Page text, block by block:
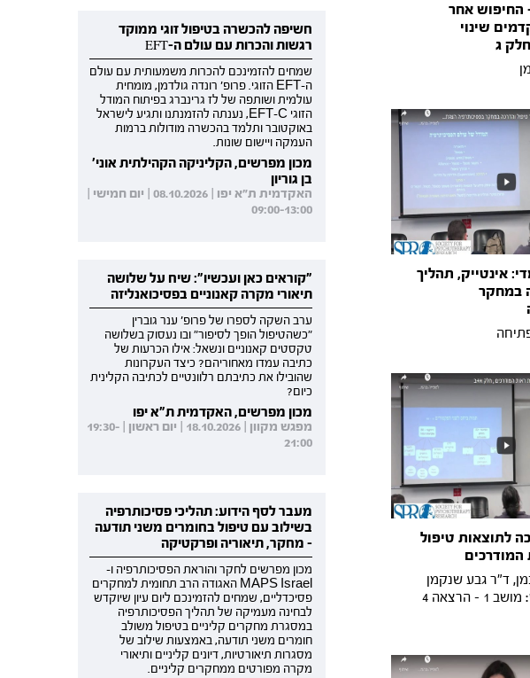
החיפוש אחר
שינוי
ג
אינטייק, תהליך
במחקר
לתוצאות טיפול
המודרכים
ד"ר גבע שנקמן
- הרצאה 4
חשיפה להכשרה בטיפול זוגי ממוקד
רגשות והכרות עם עולם ה-EFT
שמחים להזמינכם להכרות משמעותית עם עולם
ה-EFT הזוגי. פרופ' רונדה גולדמן, מומחית
עולמית ושותפה של לז גרינברג בפיתוח המודל
הזוגי EFT-C, נענתה להזמנתנו ותגיע לישראל
באוקטובר ותלמד בהכשרה מודולות ברמות
העמקה ויישום שונות.
מכון מפרשים, הקליניקה הקהילתית אוני'
בן גוריון
האקדמית ת"א יפו | 08.10.2026 | יום חמישי |
09:00-13:00
"קוראים כאן ועכשיו": שיח על שלושה
תיאורי מקרה קאנוניים בפסיכואנליזה
ערב השקה לספרו של פרופ' ענר גוברין
"כשהטיפול הופך לסיפור" ובו נעסוק בשלושה
טקסטים קאנוניים ונשאל: אילו הכרעות של
כתיבה עמדו מאחוריהם? כיצד העקרונות
שהובילו את כתיבתם רלוונטיים לכתיבה הקלינית
כיום?
מכון מפרשים, האקדמית ת"א יפו
מפגש מקוון | 18.10.2026 | יום ראשון | 19:30-
21:00
מעבר לסף הידוע: תהליכי פסיכותרפיה
בשילוב עם טיפול בחומרים משני תודעה
- מחקר, תיאוריה ופרקטיקה
מכון מפרשים לחקר והוראת הפסיכותרפיה ו-
MAPS Israel האגודה הרב תחומית למחקרים
פסיכדליים, שמחים להזמינכם ליום עיון שיוקדש
לבחינה מעמיקה של תהליך הפסיכותרפיה
במסגרת מחקרים קליניים בטיפול משולב
חומרים משני תודעה, באמצעות שילוב של
מסגרות תיאורטיות, דיונים קליניים ותיאורי
מקרה מפורטים ממחקרים קליניים.